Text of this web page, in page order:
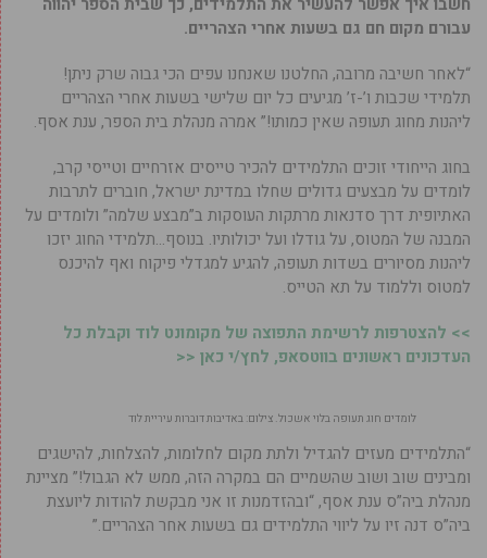
עבורם מקום חם גם בשעות אחרי הצהריים.
“לאחר חשיבה מרובה, החלטנו שאנחנו עפים הכי גבוה שרק ניתן!
תלמידי שכבות ו’-ז’ מגיעים כל יום שלישי בשעות אחרי הצהריים
ליהנות מחוג תעופה שאין כמותו!” אמרה מנהלת בית הספר, ענת אסף.
בחוג הייחודי זוכים התלמידים להכיר טייסים אזרחיים וטייסי קרב,
לומדים על מבצעים גדולים שחלו במדינת ישראל, חוברים לתרבות
האתיופית דרך סדנאות מרתקות העוסקות ב”מבצע שלמה” ולומדים על
המבנה של המטוס, על גודלו ועל יכולותיו. בנוסף…תלמידי החוג יזכו
ליהנות מסיורים בשדות תעופה, להגיע למגדלי פיקוח ואף להיכנס
למטוס וללמוד על תא הטייס.
>> להצטרפות לרשימת התפוצה של מקומונט לוד וקבלת כל
העדכונים ראשונים בווטסאפ, לחץ/י כאן <<
לומדים חוג תעופה בלוי אשכול. צילום: באדיבות דוברות עיריית לוד
“התלמידים מעזים להגדיל ולתת מקום לחלומות, להצלחות, להישגים
ומבינים שוב ושוב שהשמיים הם במקרה הזה, ממש לא הגבול!” מציינת
מנהלת ביה”ס ענת אסף, “ובהזדמנות זו אני מבקשת להודות ליועצת
ביה”ס דנה זיו על ליווי התלמידים גם בשעות אחר הצהריים.”